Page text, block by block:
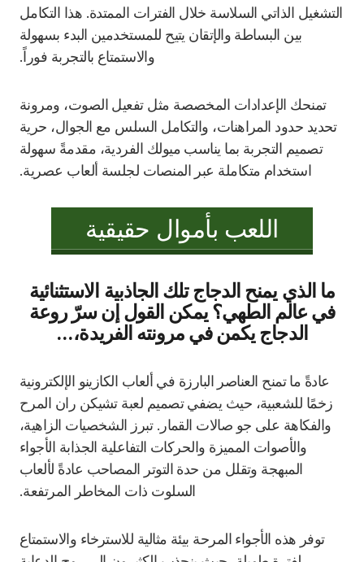
التشغيل الذاتي السلاسة خلال الفترات الممتدة. هذا التكامل
بين البساطة والإتقان يتيح للمستخدمين البدء بسهولة
والاستمتاع بالتجربة فوراً.
تمنحك الإعدادات المخصصة مثل تفعيل الصوت، ومرونة
تحديد حدود المراهنات، والتكامل السلس مع الجوال، حرية
تصميم التجربة بما يناسب ميولك الفردية، مقدمةً سهولة
استخدام متكاملة عبر المنصات لجلسة ألعاب عصرية.
اللعب بأموال حقيقية
ما الذي يمنح الدجاج تلك الجاذبية الاستثنائية
في عالم الطهي؟ يمكن القول إن سرّ روعة
الدجاج يكمن في مرونته الفريدة،...
عادةً ما تمنح العناصر البارزة في ألعاب الكازينو الإلكترونية
زخمًا للشعبية، حيث يضفي تصميم لعبة تشيكن ران المرح
والفكاهة على جو صالات القمار. تبرز الشخصيات الزاهية،
والأصوات المميزة والحركات التفاعلية الجذابة الأجواء
المبهجة وتقلل من حدة التوتر المصاحب عادةً لألعاب
السلوت ذات المخاطر المرتفعة.
توفر هذه الأجواء المرحة بيئة مثالية للاسترخاء والاستمتاع